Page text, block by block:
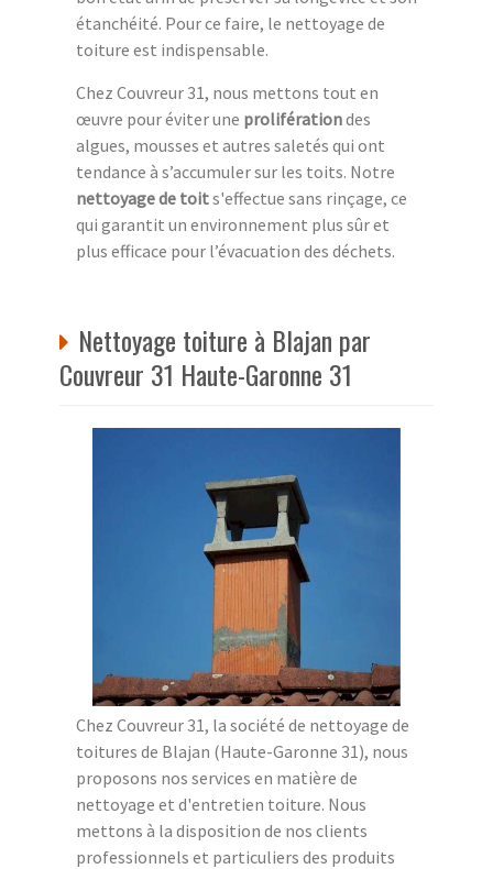
étanchéité. Pour ce faire, le nettoyage de
toiture est indispensable.
Chez Couvreur 31, nous mettons tout en
œuvre pour éviter une proliférationdes
algues, mousses et autres saletés qui ont
tendance à s’accumuler sur les toits. Notre
nettoyage de toits'effectue sans rinçage, ce
qui garantit un environnement plus sûr et
plus efficace pour l’évacuation des déchets.
Nettoyage toiture à Blajan par
Couvreur 31 Haute-Garonne 31
Chez Couvreur 31, la société de nettoyage de
toitures de Blajan (Haute-Garonne 31), nous
proposons nos services en matière de
nettoyage et d'entretien toiture. Nous
mettons à la disposition de nos clients
professionnels et particuliers des produits